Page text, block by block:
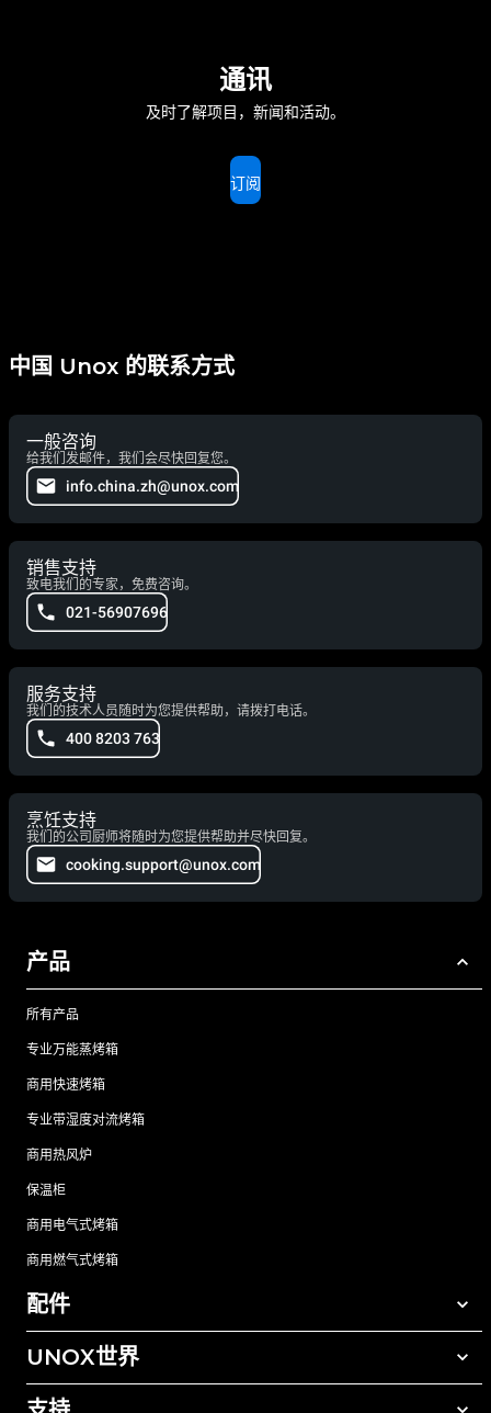
通讯
及时了解项目，新闻和活动。
订阅
中国 Unox 的联系方式
一般咨询
给我们发邮件，我们会尽快回复您。
info.china.zh@unox.com
销售支持
致电我们的专家，免费咨询。
021-56907696
服务支持
我们的技术人员随时为您提供帮助，请拨打电话。
400 8203 763
烹饪支持
我们的公司厨师将随时为您提供帮助并尽快回复。
cooking.support@unox.com
产品
所有产品
专业万能蒸烤箱
商用快速烤箱
专业带湿度对流烤箱
商用热风炉
保温柜
商用电气式烤箱
商用燃气式烤箱
配件
所有配件
UNOX世界